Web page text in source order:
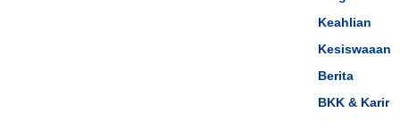
Keahlian
Kesiswaaan
Berita
BKK & Karir